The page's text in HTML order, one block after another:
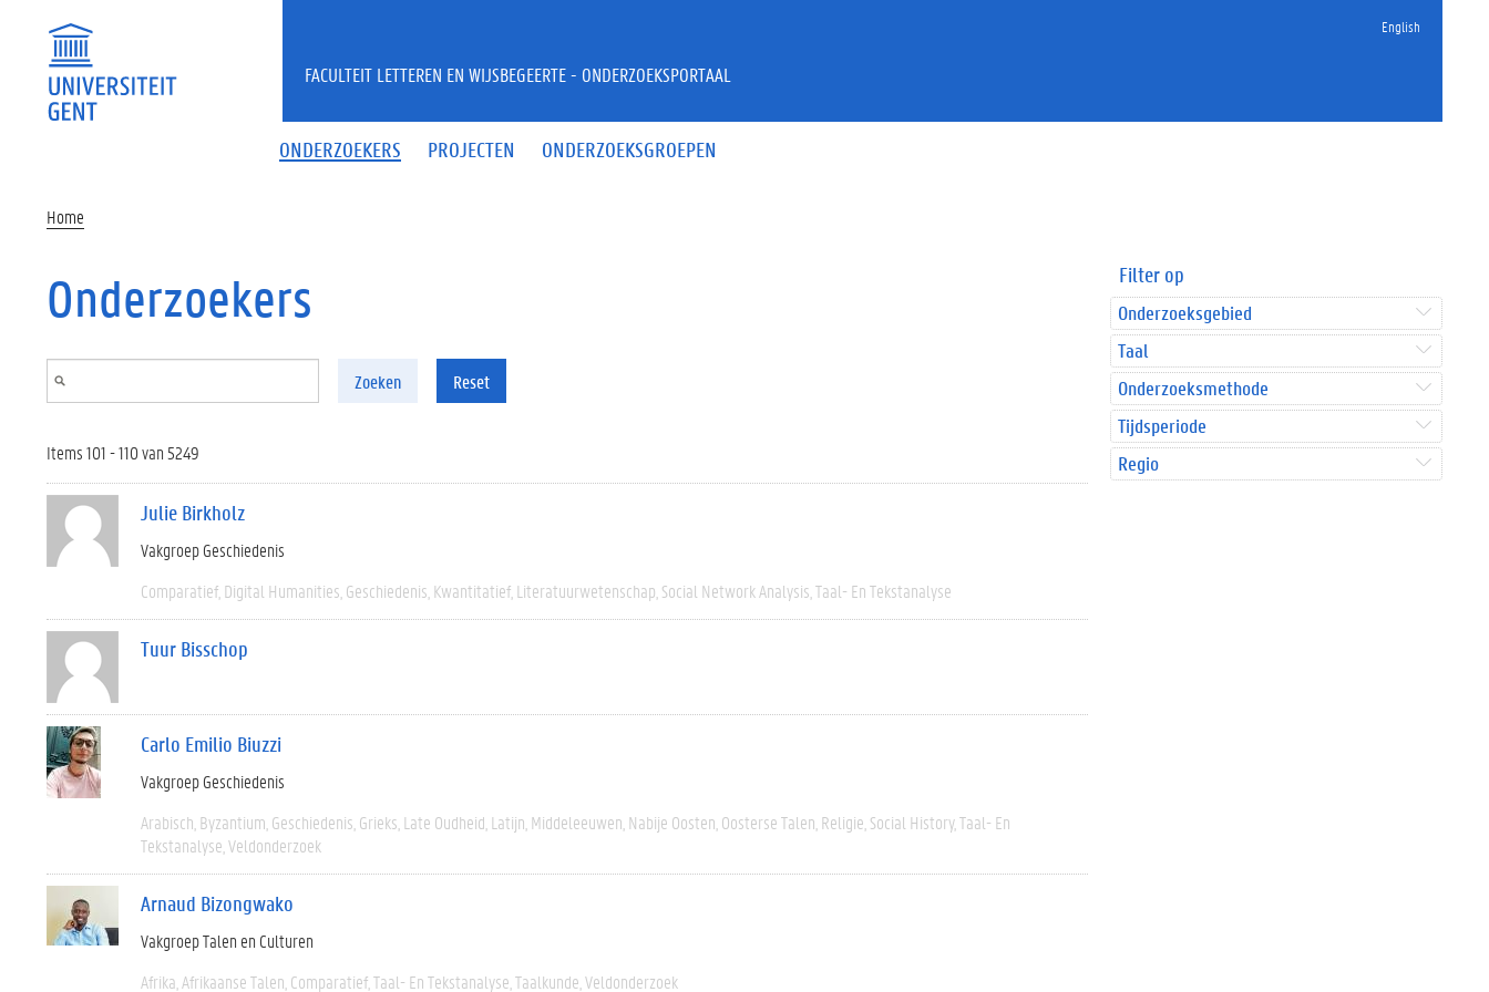
English
ONDERZOEKERS PROJECTEN ONDERZOEKSGROEPEN
FACULTEIT LETTEREN EN WIJSBEGEERTE - ONDERZOEKSPORTAAL
Home
Onderzoekers
Zoeken Reset
Items 101 - 110 van 5249
Julie Birkholz
Vakgroep Geschiedenis
Comparatief Digital Humanities Geschiedenis Kwantitatief Literatuurwetenschap Social Network Analysis Taal- En Tekstanalyse
Tuur Bisschop
Carlo Emilio Biuzzi
Vakgroep Geschiedenis
Arabisch Byzantium Geschiedenis Grieks Late Oudheid Latijn Middeleeuwen Nabije Oosten Oosterse Talen Religie Social History Taal- En
Tekstanalyse Veldonderzoek
Arnaud Bizongwako
Vakgroep Talen en Culturen
Afrika Afrikaanse Talen Comparatief Taal- En Tekstanalyse Taalkunde Veldonderzoek
Filter op
Onderzoeksgebied
Taal
Onderzoeksmethode
Tijdsperiode
Regio